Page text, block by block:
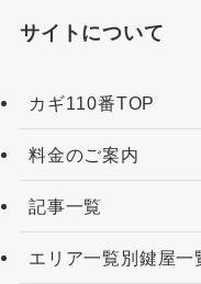
サイトについて
カギ110番TOP
料金のご案内
記事一覧
エリア一覧別鍵屋一